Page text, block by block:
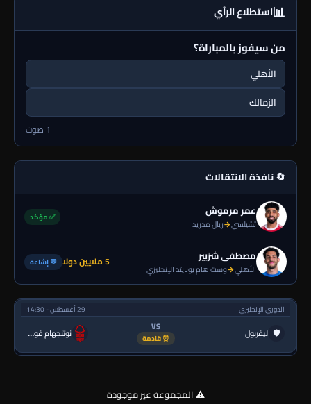
📊استطلاع الرأي
من سيفوز بالمباراة؟
الأهلي
الزمالك
1 صوت
🔄 نافذة الانتقالات
عمر مرموش
تشيلسي→ريال مدريد
✅ مؤكد
مصطفى شزبير
الأهلي→وست هام يونايتد الإنجليزي 5 ملايين دولا 💬 إشاعة
الدوري الإنجليزي 29 أغسطس - 14:30
🛡 ليفربول VS
⏰ قادمة نوتنجهام فورست
⚠️ المجموعة غير موجودة